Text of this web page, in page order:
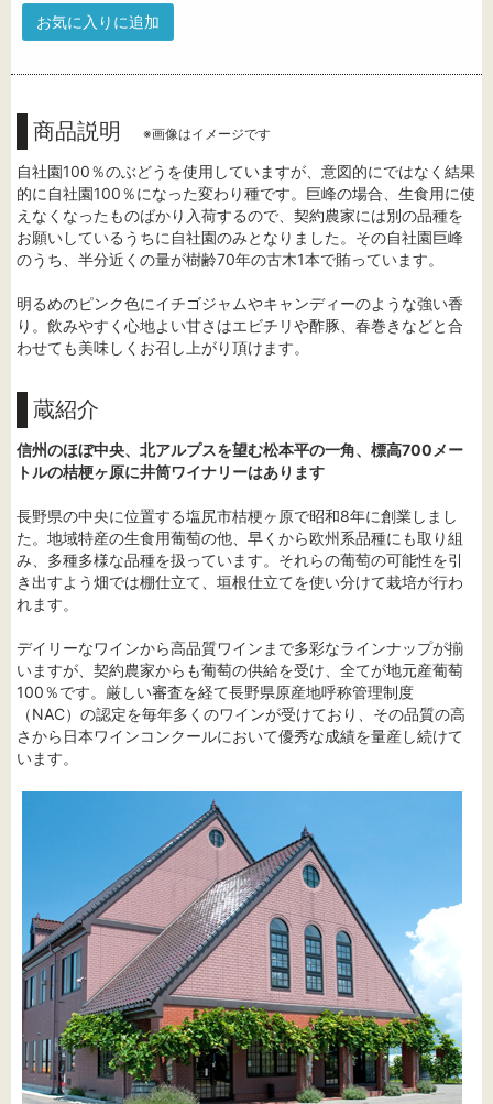
お気に入りに追加
商品説明 ※画像はイメージです
自社園100％のぶどうを使用していますが、意図的にではなく結果
的に自社園100％になった変わり種です。巨峰の場合、生食用に使
えなくなったものばかり入荷するので、契約農家には別の品種を
お願いしているうちに自社園のみとなりました。その自社園巨峰
のうち、半分近くの量が樹齢70年の古木1本で賄っています。
明るめのピンク色にイチゴジャムやキャンディーのような強い香
り。飲みやすく心地よい甘さはエビチリや酢豚、春巻きなどと合
わせても美味しくお召し上がり頂けます。
蔵紹介
信州のほぼ中央、北アルプスを望む松本平の一角、標高700メー
トルの桔梗ヶ原に井筒ワイナリーはあります
長野県の中央に位置する塩尻市桔梗ヶ原で昭和8年に創業しまし
た。地域特産の生食用葡萄の他、早くから欧州系品種にも取り組
み、多種多様な品種を扱っています。それらの葡萄の可能性を引
き出すよう畑では棚仕立て、垣根仕立てを使い分けて栽培が行わ
れます。
デイリーなワインから高品質ワインまで多彩なラインナップが揃
いますが、契約農家からも葡萄の供給を受け、全てが地元産葡萄
100％です。厳しい審査を経て長野県原産地呼称管理制度
（NAC）の認定を毎年多くのワインが受けており、その品質の高
さから日本ワインコンクールにおいて優秀な成績を量産し続けて
います。